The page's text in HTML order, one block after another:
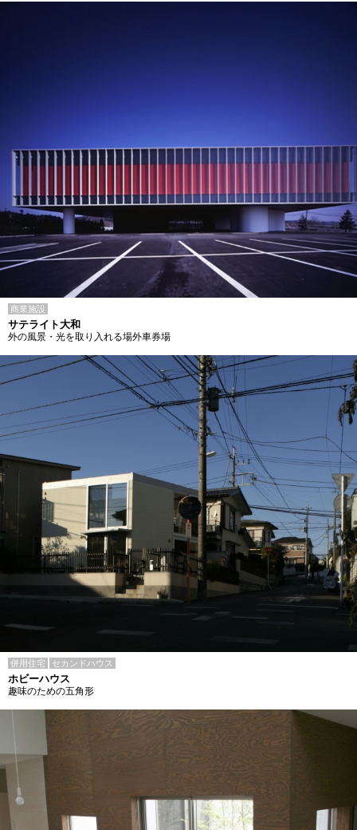
商業施設
サテライト大和
外の風景・光を取り入れる場外車券場
併用住宅 セカンドハウス
ホビーハウス
趣味のための五角形